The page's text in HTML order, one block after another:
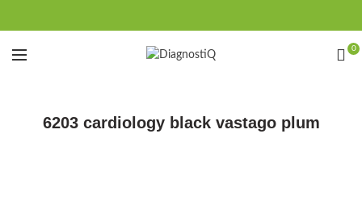
0
6203 cardiology black vastago plum